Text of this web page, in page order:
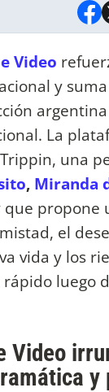
Video
y
La
una
, Miranda
que propone
el
vida y los
luego
Video
y